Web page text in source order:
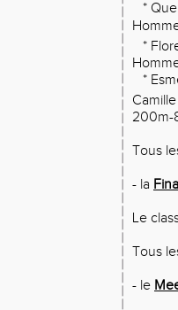
*
*
*
200m-
Tous
- la
Le
Tous
- le